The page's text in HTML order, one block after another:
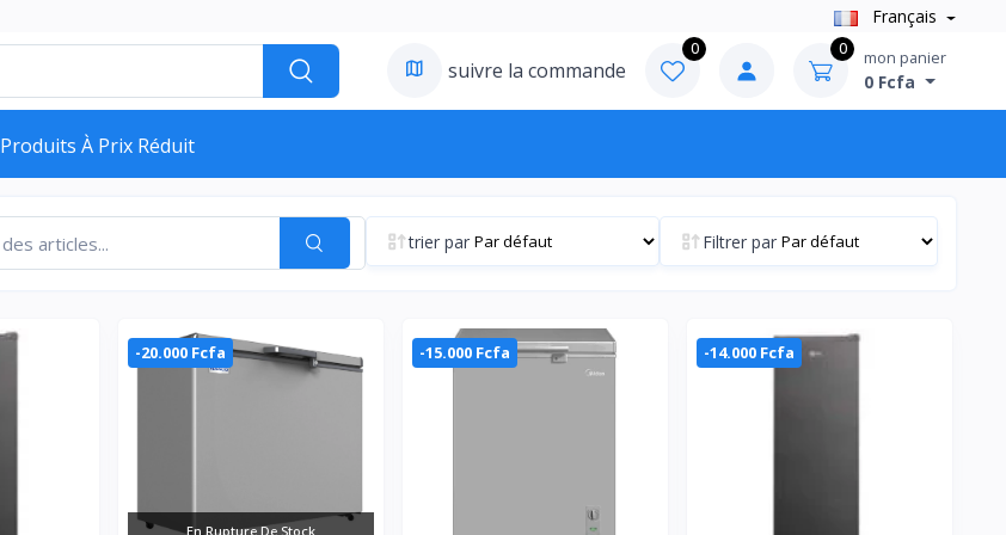
Français
suivre la commande
0 0 mon panier
0 Fcfa
Produits À Prix Réduit
trier par Filtrer par
-20.000 Fcfa
En Rupture De Stock
-15.000 Fcfa -14.000 Fcfa